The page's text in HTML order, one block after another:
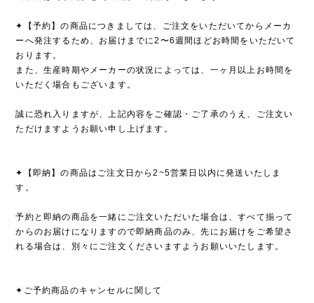
✦【予約】の商品につきましては、ご注文をいただいてからメーカ
ーへ発注するため、お届けまでに2〜6週間ほどお時間をいただいて
おります。
また、生産時期やメーカーの状況によっては、一ヶ月以上お時間を
いただく場合もございます。
誠に恐れ入りますが、上記内容をご確認・ご了承のうえ、ご注文い
ただけますようお願い申し上げます。
✦【即納】の商品はご注文日から2~5営業日以内に発送いたしま
す。
予約と即納の商品を一緒にご注文いただいた場合は、すべて揃って
からのお届けになりますので即納商品のみ、先にお届けをご希望さ
れる場合は、別々にご注文くださいますようお願いいたします。
✦ご予約商品のキャンセルに関して